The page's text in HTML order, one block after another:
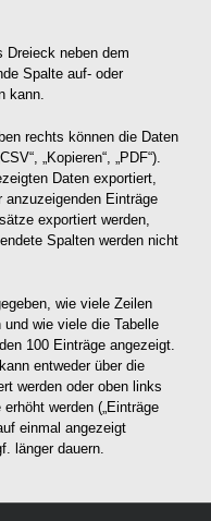
neben dem
Spalte auf- oder
kann.
rechts können die Daten
„Kopieren“, „PDF“).
Daten exportiert,
Einträge
exportiert werden,
Spalten werden nicht
wie viele Zeilen
wie viele die Tabelle
100 Einträge angezeigt.
entweder über die
werden oder oben links
werden („Einträge
einmal angezeigt
länger dauern.